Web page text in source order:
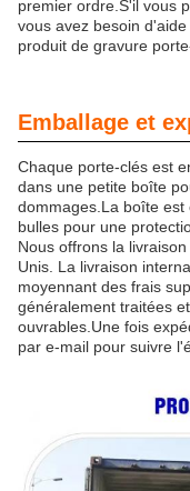
premier ordre.S'il vous
vous avez besoin
produit de gravure
Emballage et
Chaque porte-clés est
dans une petite boîte
dommages.La boîte
bulles pour une
Nous offrons la
Unis. La livraison
moyennant des frais
généralement traitées
ouvrables.Une fois
par e-mail pour suivre